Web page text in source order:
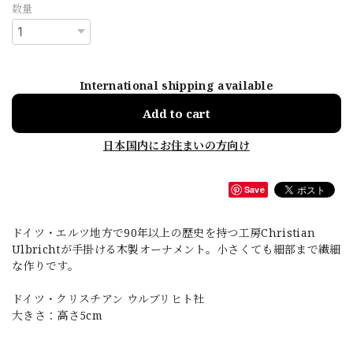
数量
International shipping available
Add to cart
日本国内にお住まいの方向け
Save
ドイツ・エルツ地方で90年以上の歴史を持つ工房Christian
Ulbrichtが手掛ける木製オーナメント。小さくても細部まで繊細
な作りです。
ドイツ・クリスチアン ウルブリヒト社
大きさ：高さ5cm